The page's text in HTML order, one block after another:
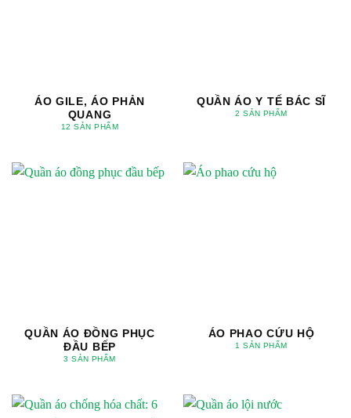
ÁO GILE, ÁO PHẢN
QUANG
12 SẢN PHẨM
QUẦN ÁO Y TẾ BÁC SĨ
2 SẢN PHẨM
QUẦN ÁO ĐỒNG PHỤC
ĐẦU BẾP
3 SẢN PHẨM
ÁO PHAO CỨU HỘ
1 SẢN PHẨM